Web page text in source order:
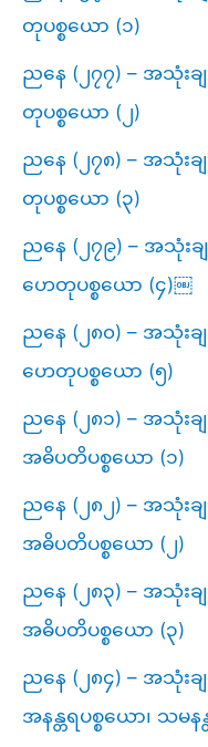
တုပစ္စယော (၁)
ညနေ (၂၇၇) – အသုံးချ
တုပစ္စယော (၂)
ညနေ (၂၇၈) – အသုံးချ
တုပစ္စယော (၃)
ညနေ (၂၇၉) – အသုံးချ
ဟေတုပစ္စယော (၄)￼
ညနေ (၂၈၀) – အသုံးချ
ဟေတုပစ္စယော (၅)
ညနေ (၂၈၁) – အသုံးချ
အဓိပတိပစ္စယော (၁)
ညနေ (၂၈၂) – အသုံးချ
အဓိပတိပစ္စယော (၂)
ညနေ (၂၈၃) – အသုံးချ
အဓိပတိပစ္စယော (၃)
ညနေ (၂၈၄) – အသုံးချ
အနန္တရပစ္စယော၊ သမန